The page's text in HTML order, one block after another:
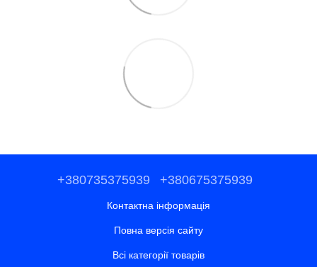
+380735375939 +380675375939
Контактна інформація
Повна версія сайту
Всі категорії товарів